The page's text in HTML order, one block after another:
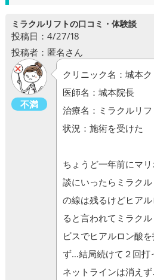
ミラクルリフトの口コミ・体験談
投稿日：4/27/18
投稿者：匿名さん
不満
クリニック名：城本
医師名：城本院長
治療名：ミラクルリフ
状況：施術を受けた
ちょうど一年前にマ
談にいったらミラク
の線は残るけどヒア
ると言われてミラク
ビスでヒアルロン酸
ず…結局続けて２回打
ネットラインは消え